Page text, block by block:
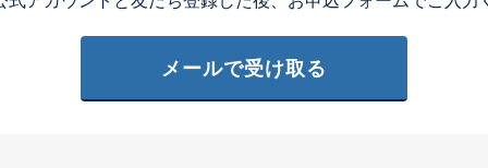
メールで受け取る